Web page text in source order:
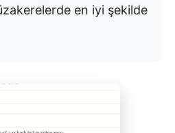
en iyi şekilde